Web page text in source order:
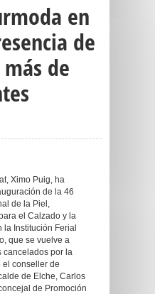
en
de
de
Ximo Puig, ha
de la 46
de la Piel,
el Calzado y la
la Institución Ferial
que se vuelve a
cancelados por la
el conseller de
de Elche, Carlos
de Promoción